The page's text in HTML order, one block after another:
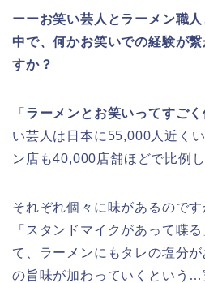
ーーお笑い芸人とラーメン職
中で、何かお笑いでの経験が
すか？
「 ラーメンとお笑いってすごく
い芸人は日本に55,000人近く
ン店も40,000店舗ほどで比例
それぞれ個々に味があるのです
「スタンドマイクがあって喋
て、ラーメンにもタレの塩分
の旨味が加わっていくという…